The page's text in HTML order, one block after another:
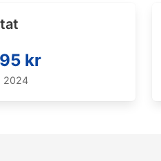
kr
2024